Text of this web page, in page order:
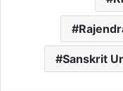
Sanskrit